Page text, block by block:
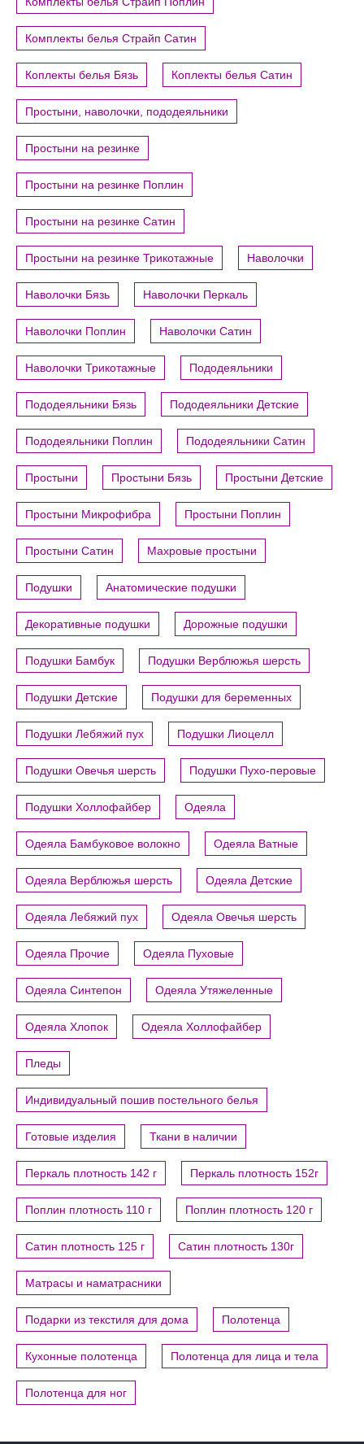
Комплекты белья Страйп Сатин
Коплекты белья Бязь Коплекты белья Сатин
Простыни, наволочки, пододеяльники
Простыни на резинке
Простыни на резинке Поплин
Простыни на резинке Сатин
Простыни на резинке Трикотажные Наволочки
Наволочки Бязь Наволочки Перкаль
Наволочки Поплин Наволочки Сатин
Наволочки Трикотажные Пододеяльники
Пододеяльники Бязь Пододеяльники Детские
Пододеяльники Поплин Пододеяльники Сатин
Простыни Простыни Бязь Простыни Детские
Простыни Микрофибра Простыни Поплин
Простыни Сатин Махровые простыни
Подушки Анатомические подушки
Декоративные подушки Дорожные подушки
Подушки Бамбук Подушки Верблюжья шерсть
Подушки Детские Подушки для беременных
Подушки Лебяжий пух Подушки Лиоцелл
Подушки Овечья шерсть Подушки Пухо-перовые
Подушки Холлофайбер Одеяла
Одеяла Бамбуковое волокно Одеяла Ватные
Одеяла Верблюжья шерсть Одеяла Детские
Одеяла Лебяжий пух Одеяла Овечья шерсть
Одеяла Прочие Одеяла Пуховые
Одеяла Синтепон Одеяла Утяжеленные
Одеяла Хлопок Одеяла Холлофайбер
Пледы
Индивидуальный пошив постельного белья
Готовые изделия Ткани в наличии
Перкаль плотность 142 г Перкаль плотность 152г
Поплин плотность 110 г Поплин плотность 120 г
Сатин плотность 125 г Сатин плотность 130г
Матрасы и наматрасники
Подарки из текстиля для дома Полотенца
Кухонные полотенца Полотенца для лица и тела
Полотенца для ног